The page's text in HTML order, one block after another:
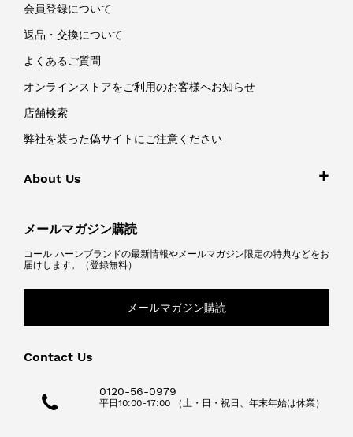
会員登録について
返品・交換について
よくあるご質問
オンラインストアをご利用のお客様へお知らせ
店舗検索
弊社を装った偽サイトにご注意ください
About Us
メールマガジン購読
コール ハーンブランドの最新情報やメールマガジン限定の特典などをお
届けします。（登録無料）
メールマガジン購読
Contact Us
0120-56-0979
平日10:00-17:00 （土・日・祝日、年末年始は休業）